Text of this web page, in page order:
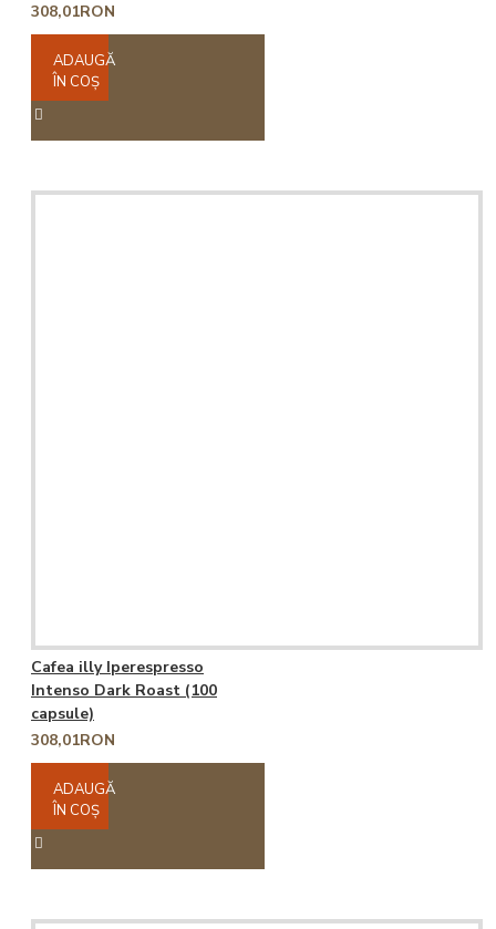
308,01RON
ADAUGĂ
ÎN COŞ
Cafea illy Iperespresso
Intenso Dark Roast (100
capsule)
308,01RON
ADAUGĂ
ÎN COŞ